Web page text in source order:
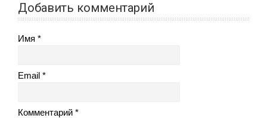
Добавить комментарий
Имя
Email
Комментарий